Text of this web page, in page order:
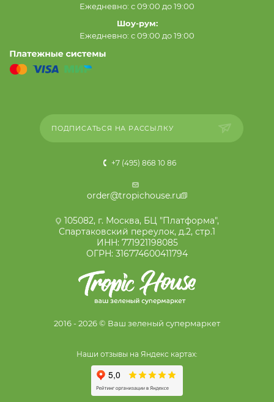
Ежедневно: с 09:00 до 19:00
Шоу-рум:
Ежедневно: с 09:00 до 19:00
ПОДПИСАТЬСЯ НА РАССЫЛКУ
+7 (495) 868 10 86
order@tropichouse.ru
105082, г. Москва, БЦ "Платформа",
Спартаковский переулок, д.2, стр.1
ИНН: 771921198085
ОГРН: 316774600411794
2016 - 2026 © Ваш зеленый супермаркет
Наши отзывы на Яндекс картах: